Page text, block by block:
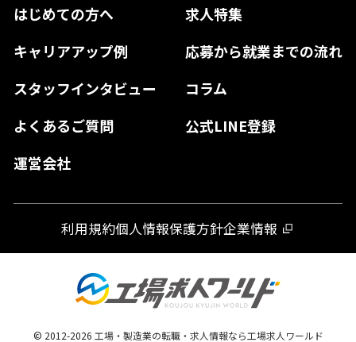
はじめての方へ
求人特集
キャリアアップ例
応募から就業までの流れ
スタッフインタビュー
コラム
よくあるご質問
公式LINE登録
運営会社
奈良県
和歌山県
島根県
山口県
高知県
徳島県
熊本県
宮崎県
鹿児島県
利用規約個人情報保護方針企業情報
© 2012-2026 工場・製造業の転職・求人情報なら工場求人ワールド